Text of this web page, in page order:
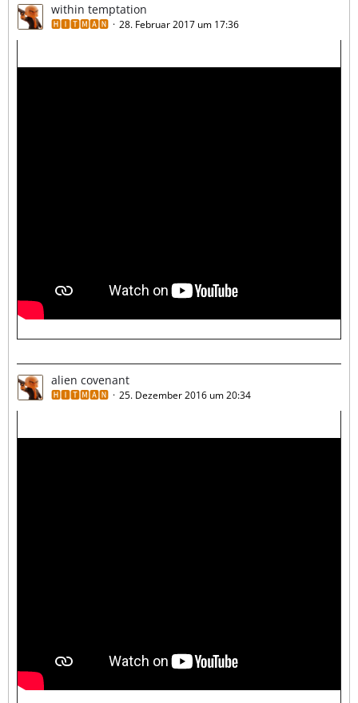
within temptation
🅷🅸🆃🅼🅰🅽 28. Februar 2017 um 17:36
alien covenant
🅷🅸🆃🅼🅰🅽 25. Dezember 2016 um 20:34